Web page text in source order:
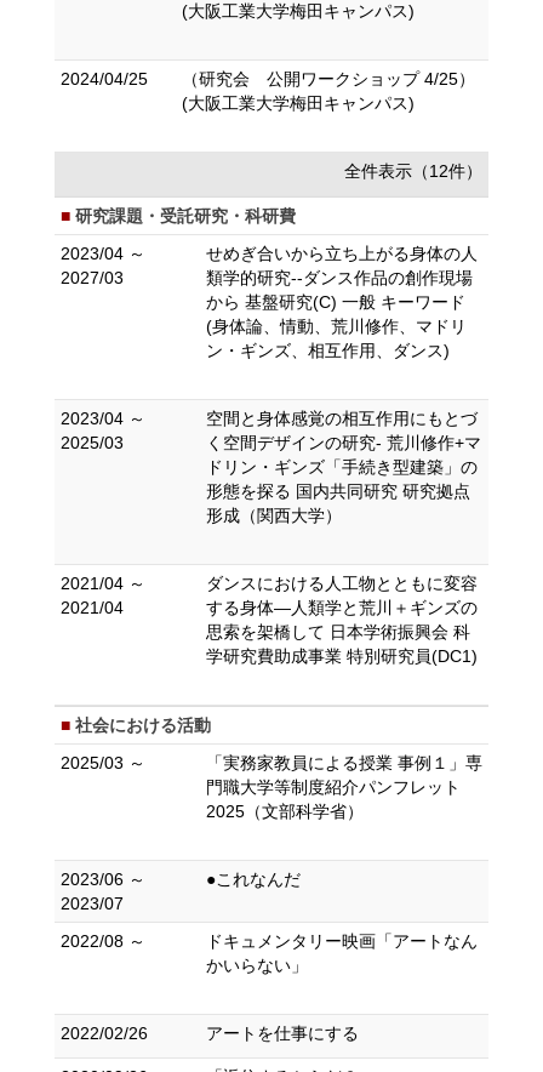
(大阪工業大学梅田キャンパス)
2024/04/25
（研究会 公開ワークショップ 4/25）
(大阪工業大学梅田キャンパス)
全件表示（12件）
研究課題・受託研究・科研費
2023/04 ～
2027/03
せめぎ合いから立ち上がる身体の人
類学的研究--ダンス作品の創作現場
から 基盤研究(C) 一般 キーワード
(身体論、情動、荒川修作、マドリ
ン・ギンズ、相互作用、ダンス)
2023/04 ～
2025/03
空間と身体感覚の相互作用にもとづ
く空間デザインの研究- 荒川修作+マ
ドリン・ギンズ「手続き型建築」の
形態を探る 国内共同研究 研究拠点
形成（関西大学）
2021/04 ～
2021/04
ダンスにおける人工物とともに変容
する身体―人類学と荒川＋ギンズの
思索を架橋して 日本学術振興会 科
学研究費助成事業 特別研究員(DC1)
社会における活動
2025/03 ～
「実務家教員による授業 事例１」専
門職大学等制度紹介パンフレット
2025（文部科学省）
2023/06 ～
2023/07
●これなんだ
2022/08 ～
ドキュメンタリー映画「アートなん
かいらない」
2022/02/26 アートを仕事にする